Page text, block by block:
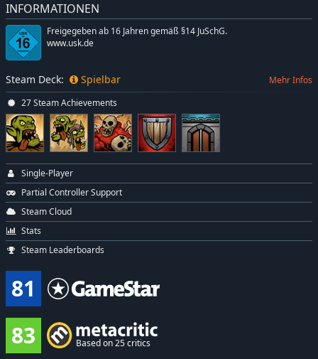
INFORMATIONEN
Freigegeben ab 16 Jahren gemäß §14 JuSchG.
www.usk.de
Steam Deck: Spielbar Mehr Infos
27 Steam Achievements
Single-Player
Partial Controller Support
Steam Cloud
Stats
Steam Leaderboards
81
83
Based on 25 critics